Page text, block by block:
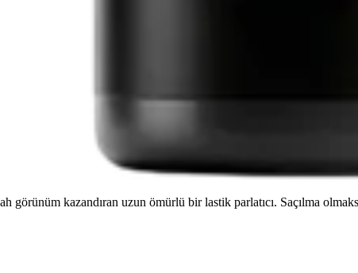
görünüm kazandıran uzun ömürlü bir lastik parlatıcı. Saçılma